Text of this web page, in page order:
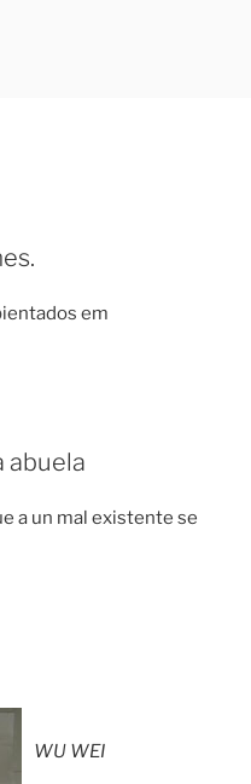
em
abuela
a un mal existente se
WU WEI